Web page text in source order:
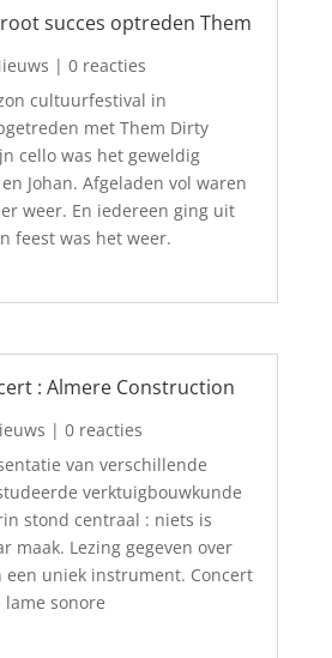
succes optreden Them
| 0 reacties
cultuurfestival in
met Them Dirty
cello was het geweldig
Johan. Afgeladen vol waren
weer. En iedereen ging uit
feest was het weer.
: Almere Construction
| 0 reacties
van verschillende
verktuigbouwkunde
stond centraal : niets is
maak. Lezing gegeven over
een uniek instrument. Concert
lame sonore